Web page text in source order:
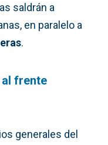
saldrán a
en paralelo a
.
al frente
generales del